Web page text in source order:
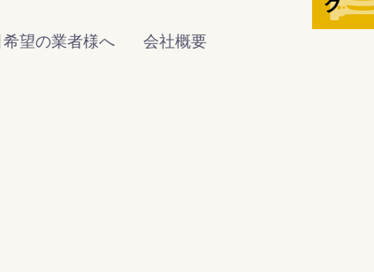
望の業者様へ 会社概要